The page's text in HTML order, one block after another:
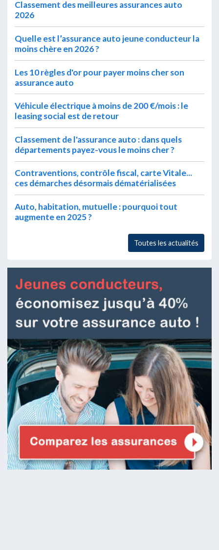
Classement des meilleures assurances auto
2026
Quelle est l’assurance auto jeune conducteur la
moins chère en 2026 ?
Les 10 règles d'or pour payer moins cher son
assurance auto
Véhicule électrique à moins de 200 €/mois : le
leasing social est de retour
Classement de l'assurance auto : dans quels
départements payez-vous le moins cher ?
Contraventions, contrôle fiscal, carte Vitale...
ces démarches désormais dématérialisées
Auto, habitation, mutuelle : pourquoi tout
augmente en 2025 ?
Toutes les actualités